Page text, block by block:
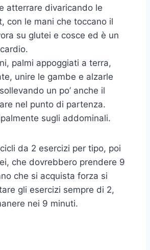
atterrare divaricando le
con le mani che toccano il
su glutei e cosce ed è un
palmi appoggiati a terra,
unire le gambe e alzarle
un po’ anche il
nel punto di partenza.
sugli addominali.
da 2 esercizi per tipo, poi
che dovrebbero prendere 9
che si acquista forza si
gli esercizi sempre di 2,
nei 9 minuti.